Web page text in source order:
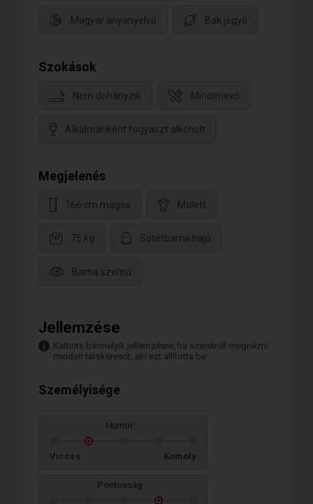
Magyar anyanyelvű Bak jegyű
Szokások
Nem dohányzik Mindenevő
Alkalmanként fogyaszt alkoholt
Megjelenés
166 cm magas Molett
75 kg Sötétbarna hajú
Barna szemű
Jellemzése
Kattints bármelyik jellemzésre, ha szeretnél megnézni
minden társkeresőt, aki ezt állította be.
Személyisége
Humor
Vicces Komoly
Pontosság